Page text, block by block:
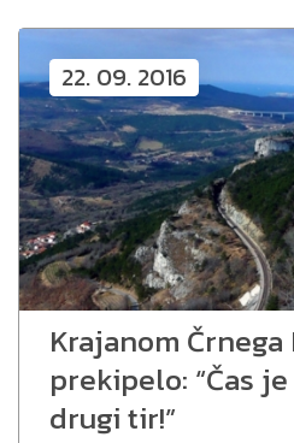
22. 09. 2016
Krajanom Črnega
prekipelo: “Čas
drugi tir!”